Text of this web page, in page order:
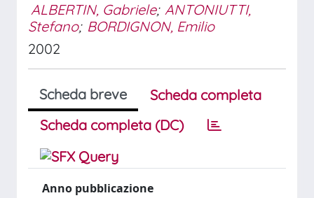
ALBERTIN, Gabriele; ANTONIUTTI,
Stefano; BORDIGNON, Emilio
2002
Scheda breve
Scheda completa
Scheda completa (DC)
Anno pubblicazione